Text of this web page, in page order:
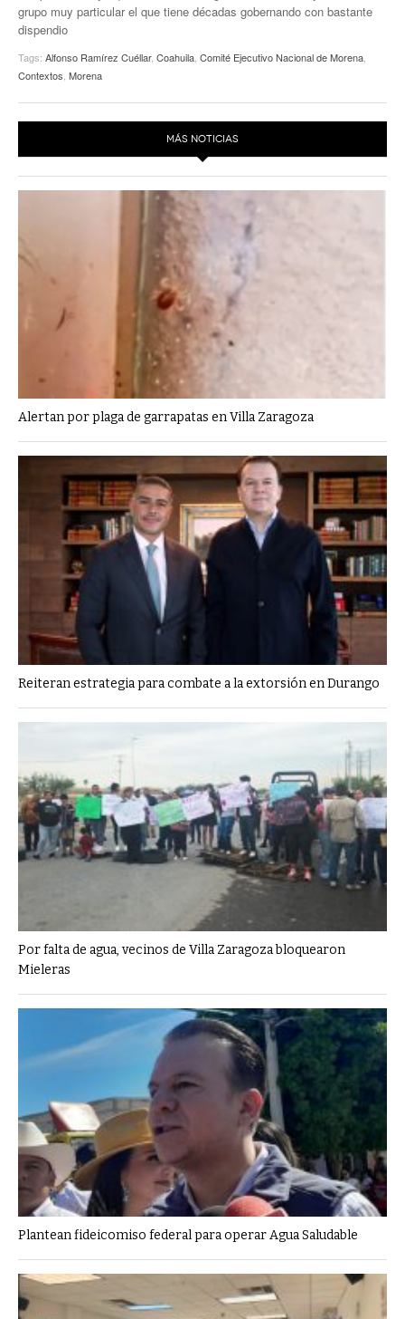
grupo muy particular el que tiene décadas gobernando con bastante
dispendio
Tags: Alfonso Ramírez Cuéllar, Coahuila Comité Ejecutivo Nacional de Morena
Contextos Morena
MÁS NOTICIAS
Alertan por plaga de garrapatas en Villa Zaragoza
Reiteran estrategia para combate a la extorsión en Durango
Por falta de agua, vecinos de Villa Zaragoza bloquearon
Mieleras
Plantean fideicomiso federal para operar Agua Saludable